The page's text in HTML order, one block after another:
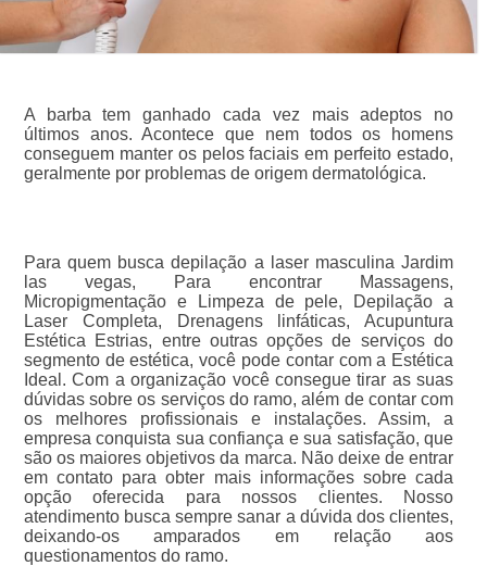
A barba tem ganhado cada vez mais adeptos no
últimos anos. Acontece que nem todos os homens
conseguem manter os pelos faciais em perfeito estado,
geralmente por problemas de origem dermatológica.
Para quem busca depilação a laser masculina Jardim
las vegas, Para encontrar Massagens,
Micropigmentação e Limpeza de pele, Depilação a
Laser Completa, Drenagens linfáticas, Acupuntura
Estética Estrias, entre outras opções de serviços do
segmento de estética, você pode contar com a Estética
Ideal. Com a organização você consegue tirar as suas
dúvidas sobre os serviços do ramo, além de contar com
os melhores profissionais e instalações. Assim, a
empresa conquista sua confiança e sua satisfação, que
são os maiores objetivos da marca. Não deixe de entrar
em contato para obter mais informações sobre cada
opção oferecida para nossos clientes. Nosso
atendimento busca sempre sanar a dúvida dos clientes,
deixando-os amparados em relação aos
questionamentos do ramo.